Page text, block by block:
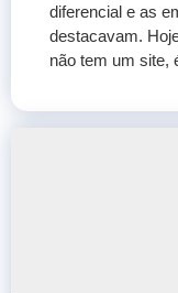
diferencial e as
destacavam.
não tem um site,